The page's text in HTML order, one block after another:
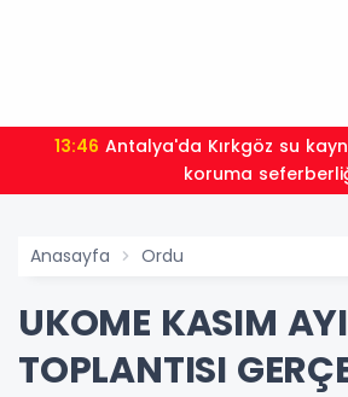
13:46
koruma
Anasayfa Ordu
UKOME KASIM AYI
TOPLANTISI